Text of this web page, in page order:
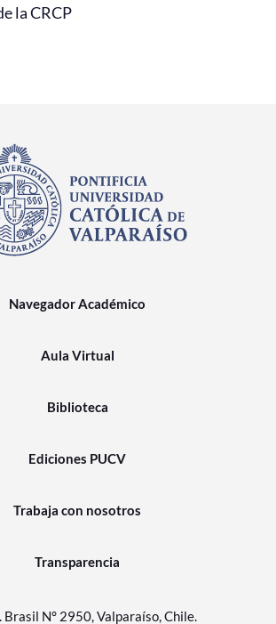
la CRCP
Navegador Académico
Aula Virtual
Biblioteca
Ediciones PUCV
Trabaja con nosotros
Transparencia
Brasil N° 2950, Valparaíso, Chile.